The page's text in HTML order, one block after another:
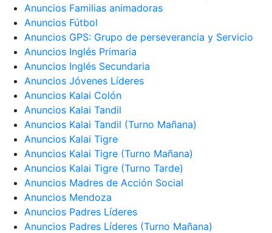
Anuncios Familias animadoras
Anuncios Fútbol
Anuncios GPS: Grupo de perseverancia y Servicio
Anuncios Inglés Primaria
Anuncios Inglés Secundaria
Anuncios Jóvenes Líderes
Anuncios Kalai Colón
Anuncios Kalai Tandil
Anuncios Kalai Tandil (Turno Mañana)
Anuncios Kalai Tigre
Anuncios Kalai Tigre (Turno Mañana)
Anuncios Kalai Tigre (Turno Tarde)
Anuncios Madres de Acción Social
Anuncios Mendoza
Anuncios Padres Líderes
Anuncios Padres Líderes (Turno Mañana)